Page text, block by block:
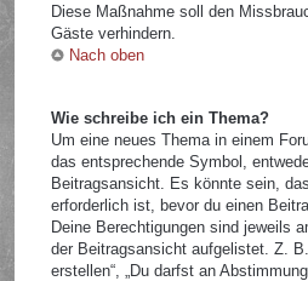
Diese Maßnahme soll den
Gäste verhindern.
Nach oben
Wie schreibe ich ein Thema?
Um eine neues Thema in einem
das entsprechende Symbol,
Beitragsansicht. Es könnte sein,
erforderlich ist, bevor du einen
Deine Berechtigungen sind jeweils
der Beitragsansicht aufgelistet. Z.
erstellen“, „Du darfst an